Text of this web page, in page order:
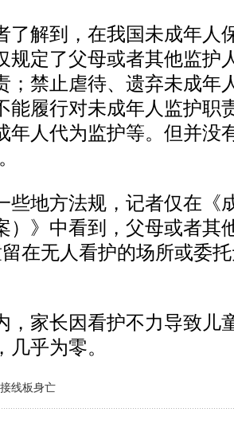
解到，在我国未成年人
规定了父母或者其他监护
；禁止虐待、遗弃未成年
能履行对未成年人监护职
年人代为监护等。但并没
地方法规，记者仅在《
）》中看到，父母或者其
在无人看护的场所或委
家长因看护不力导致儿
几乎为零。
线板身亡